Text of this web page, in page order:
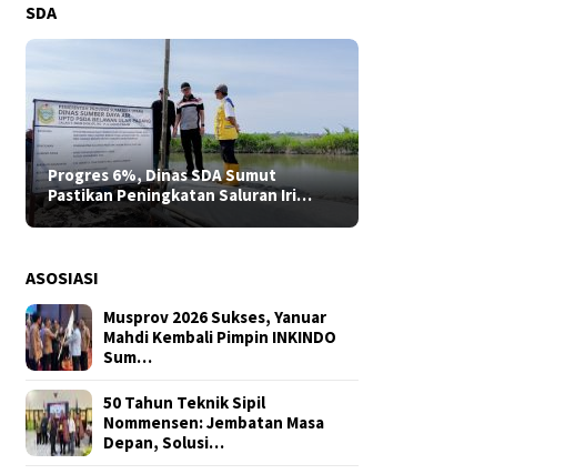
SDA
Progres 6%, Dinas SDA Sumut
Pastikan Peningkatan Saluran Iri…
ASOSIASI
Musprov 2026 Sukses, Yanuar
Mahdi Kembali Pimpin INKINDO
Sum…
50 Tahun Teknik Sipil
Nommensen: Jembatan Masa
Depan, Solusi…